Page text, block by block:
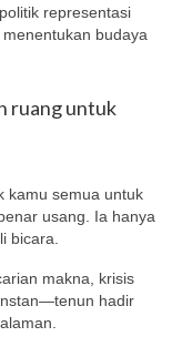
representasi
budaya
ruang untuk
kamu semua untuk
usang. Ia hanya
bicara.
makna, krisis
hadir